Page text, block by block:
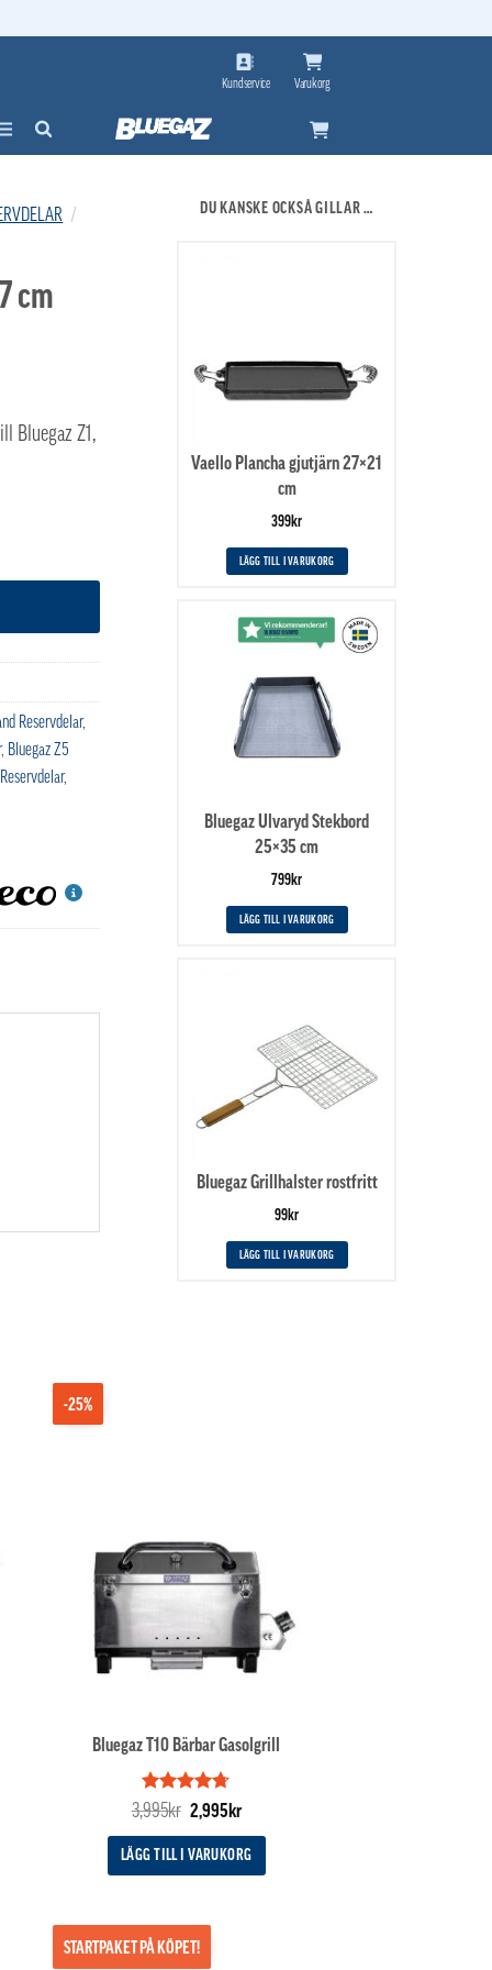
Kundservice Varukorg
/
cm
Bluegaz Z1,
Reservdelar,
, Bluegaz Z5
,
DU KANSKE OCKSÅ GILLAR …
Vaello Plancha gjutjärn 27×21
cm
399kr
LÄGG TILL I VARUKORG
Bluegaz Ulvaryd Stekbord
25×35 cm
799kr
LÄGG TILL I VARUKORG
Bluegaz Grillhalster rostfritt
99kr
LÄGG TILL I VARUKORG
-25%
Bluegaz T10 Bärbar Gasolgrill
Betygsatt
av 5
3,995kr Det
priset
2,995krDet
priset
LÄGG TILL I VARUKORG
STARTPAKET PÅ KÖPET!